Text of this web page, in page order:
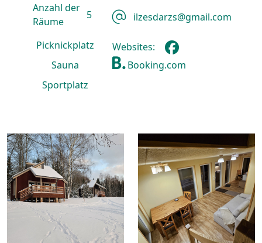
Anzahl der
Räume
5
Picknickplatz
Sauna
Sportplatz
ilzesdarzs@gmail.com
Websites:
Booking.com